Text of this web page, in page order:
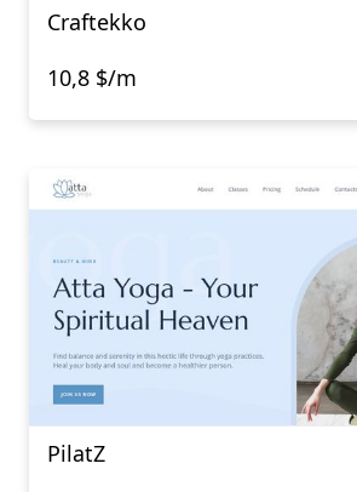
Craftekko
10,8 $/m
PilatZ